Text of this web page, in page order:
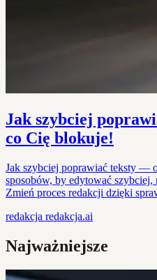
Jak szybciej
co Cię blokuje!
Jak szybciej poprawiać teksty —
sposobów, by edytować
Zmień proces redakcji dzięki
redakcja redakcja.ai
Najważniejsze